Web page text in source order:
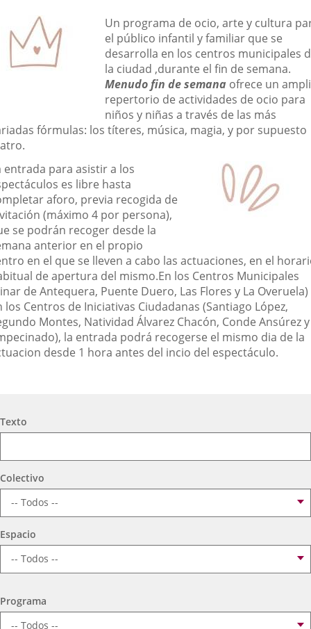
una
aplicación
externa.
una
aplicación
externa.
una
Un programa de ocio, arte y cultura
el público infantil y familiar que se
desarrolla en los centros municipales
la ciudad ,durante el fin de semana.
Menudo fin de semana ofrece un
repertorio de actividades de ocio para
niños y niñas a través de las más
fórmulas: los títeres, música, magia, y por supuesto
entrada para asistir a los
es libre hasta
aforo, previa recogida de
(máximo 4 por persona),
se podrán recoger desde la
anterior en el propio
en el que se lleven a cabo las actuaciones, en el
de apertura del mismo.En los Centros Municipales
de Antequera, Puente Duero, Las Flores y La Overuela)
los Centros de Iniciativas Ciudadanas (Santiago López,
Montes, Natividad Álvarez Chacón, Conde Ansúrez y
la entrada podrá recogerse el mismo dia de la
desde 1 hora antes del incio del espectáculo.
Búsqueda
Texto
Colectivo
Espacio
Programa